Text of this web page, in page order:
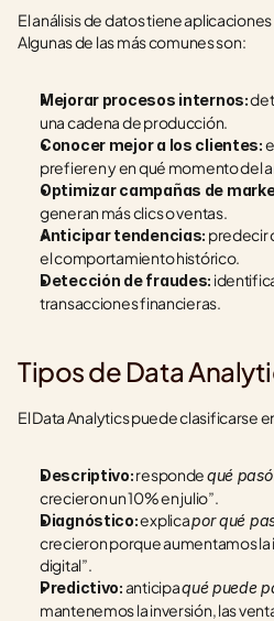
El análisis de datos tiene
Algunas de las más comunes son:
Mejorar procesos internos:
una cadena de producción.
Conocer mejor a los clientes:
prefieren y en qué momento del
Optimizar campañas de
generan más clics o ventas.
Anticipar tendencias: predecir
el comportamiento histórico.
Detección de fraudes:
transacciones financieras.
Tipos de Data
El Data Analytics puede clasificarse
Descriptivo: responde qué pasó
crecieron un 10% en julio”.
Diagnóstico: explica por qué
crecieron porque aumentamos la
digital”.
Predictivo: anticipa qué puede
mantenemos la inversión, las